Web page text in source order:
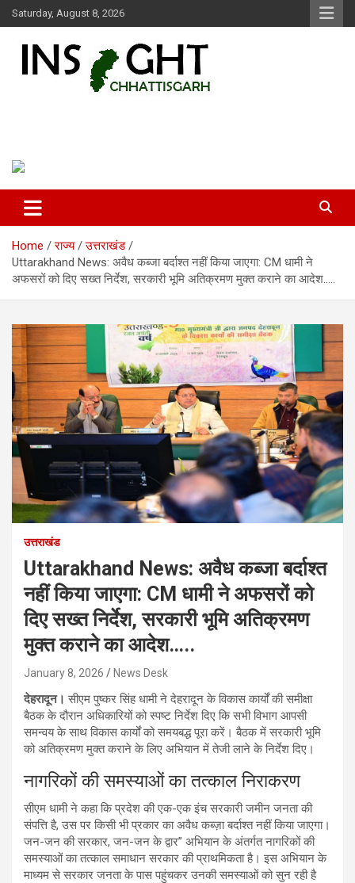
Skip
to
Saturday, August 8, 2026
Home राज्य
उत्तराखंड
Uttarakhand News: अवैध कब्जा बर्दाश्त नहीं किया जाएगा: CM धामी ने
अफसरों को दिए सख्त निर्देश, सरकारी भूमि अतिक्रमण मुक्त कराने का आदेश…..
उत्तराखंड
Uttarakhand News: अवैध कब्जा बर्दाश्त
नहीं किया जाएगा: CM धामी ने अफसरों को
दिए सख्त निर्देश, सरकारी भूमि अतिक्रमण
मुक्त कराने का आदेश…..
January 8, 2026 News Desk
देहरादून।सीएम पुष्कर सिंह धामी ने देहरादून के विकास कार्यों की समीक्षा
बैठक के दौरान अधिकारियों को स्पष्ट निर्देश दिए कि सभी विभाग आपसी
समन्वय के साथ विकास कार्यों को समयबद्ध पूरा करें। बैठक में सरकारी भूमि
को अतिक्रमण मुक्त कराने के लिए अभियान में तेजी लाने के निर्देश दिए।
नागरिकों की समस्याओं का तत्काल निराकरण
सीएम धामी ने कहा कि प्रदेश की एक-एक इंच सरकारी जमीन जनता की
संपत्ति है, उस पर किसी भी प्रकार का अवैध कब्ज़ा बर्दाश्त नहीं किया जाएगा।
जन-जन की सरकार, जन-जन के द्वार” अभियान के अंतर्गत नागरिकों की
समस्याओं का तत्काल समाधान सरकार की प्राथमिकता है। इस अभियान के
माध्यम से सरकार जनता के पास पहुंचकर उनकी समस्याओं को सुन रही है